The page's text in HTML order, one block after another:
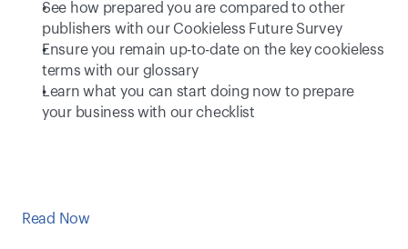
See how prepared you are compared to other
publishers with our Cookieless Future Survey
Ensure you remain up-to-date on the key cookieless
terms with our glossary
Learn what you can start doing now to prepare
your business with our checklist
Read Now